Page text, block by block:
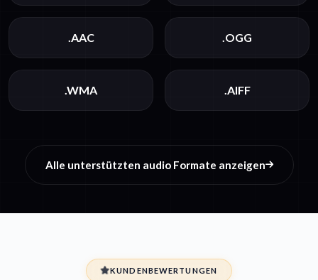
.AAC .OGG
.WMA .AIFF
Alle unterstützten audio Formate anzeigen
KUNDENBEWERTUNGEN